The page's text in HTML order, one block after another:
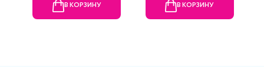
В КОРЗИНУ В КОРЗИНУ